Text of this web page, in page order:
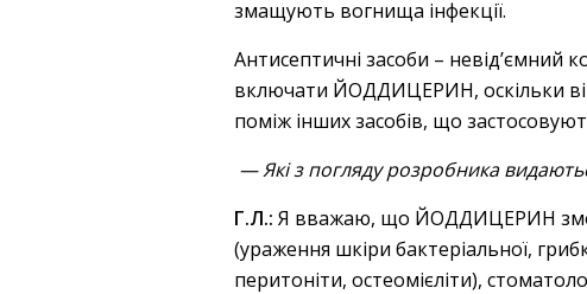
змащують вогнища інфекції.
Антисептичні засоби – невід’ємний
включати ЙОДДИЦЕРИН, оскільки
поміж інших засобів, що
— Які з погляду розробника
Г.Л.: Я вважаю, що ЙОДДИЦЕРИН зможе
(ураження шкіри бактеріальної,
перитоніти, остеомієліти),